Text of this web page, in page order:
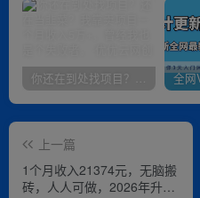
你还在到处找项目？还在当韭菜？我靠卖项目一个月收入5万+，曾经我也是个失败者。
上一篇
1个月收入21374元，无脑搬
砖，人人可做，2026年升级